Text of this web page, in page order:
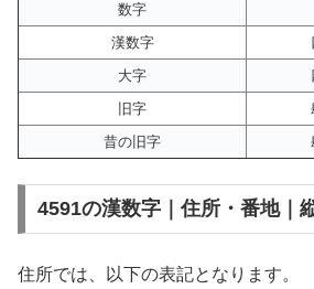
数字
漢数字
大字
旧字
昔の旧字
4591の漢数字｜住所・番地｜
住所では、以下の表記となります。